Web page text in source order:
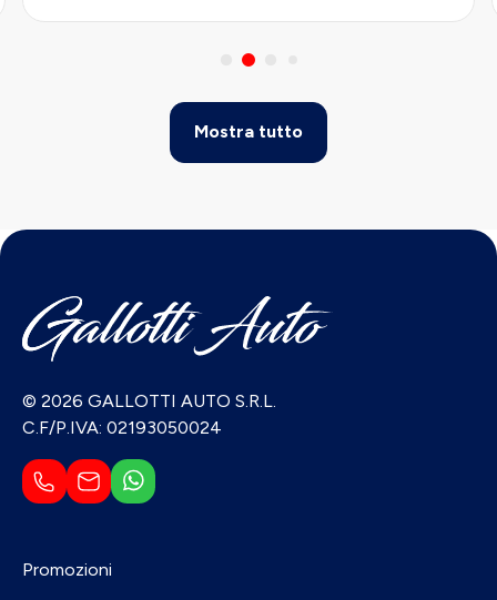
Mostra tutto
© 2026 GALLOTTI AUTO S.R.L.
C.F/P.IVA: 02193050024
Promozioni